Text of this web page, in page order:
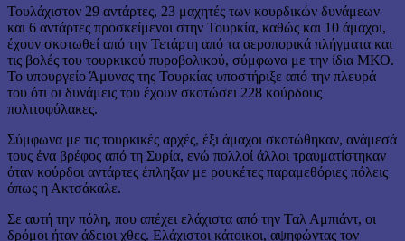
Τουλάχιστον 29 αντάρτες, 23 μαχητές των κουρδικών δυνάμεων
και 6 αντάρτες προσκείμενοι στην Τουρκία, καθώς και 10 άμαχοι,
έχουν σκοτωθεί από την Τετάρτη από τα αεροπορικά πλήγματα και
τις βολές του τουρκικού πυροβολικού, σύμφωνα με την ίδια ΜΚΟ.
Το υπουργείο Άμυνας της Τουρκίας υποστήριξε από την πλευρά
του ότι οι δυνάμεις του έχουν σκοτώσει 228 κούρδους
πολιτοφύλακες.
Σύμφωνα με τις τουρκικές αρχές, έξι άμαχοι σκοτώθηκαν, ανάμεσά
τους ένα βρέφος από τη Συρία, ενώ πολλοί άλλοι τραυματίστηκαν
όταν κούρδοι αντάρτες έπληξαν με ρουκέτες παραμεθόριες πόλεις
όπως η Ακτσάκαλε.
Σε αυτή την πόλη, που απέχει ελάχιστα από την Ταλ Αμπιάντ, οι
δρόμοι ήταν άδειοι χθες. Ελάχιστοι κάτοικοι, αψηφώντας τον